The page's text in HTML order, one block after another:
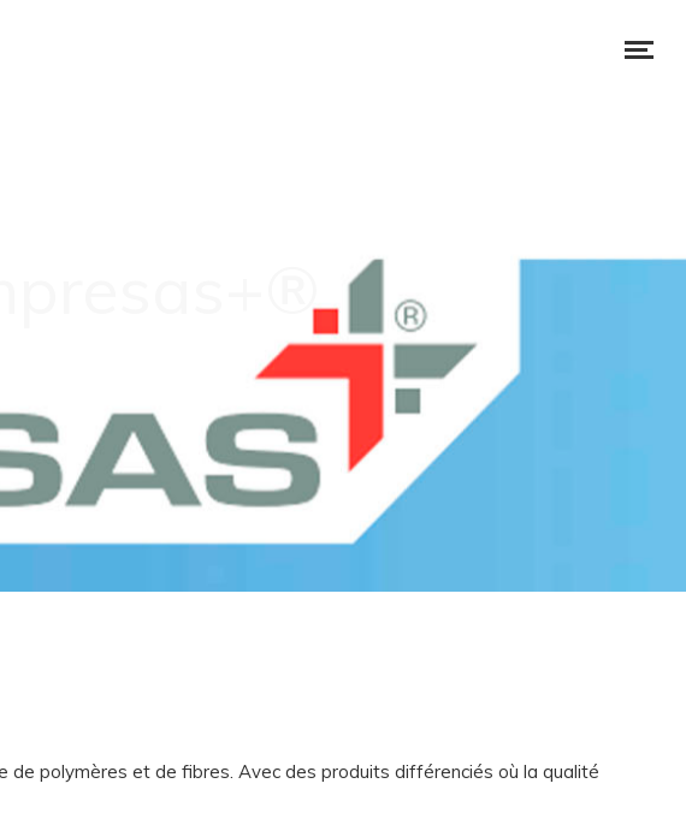
de polymères et de fibres. Avec des produits différenciés où la qualité